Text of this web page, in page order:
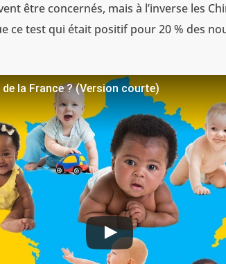
être concernés, mais à l’inverse les
ce test qui était positif pour 20 % des
la France ? (Version courte)